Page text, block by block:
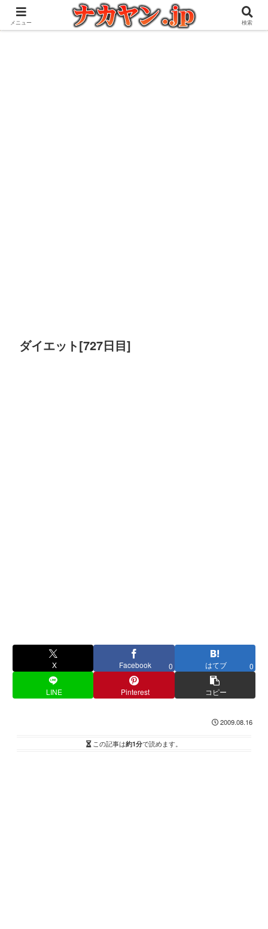
アウトドアとガジェット好きな管理人の愉快な日々を綴るブログ
ダイエット[727日目]
X Facebook 0 はてブ 0
LINE Pinterest コピー
2009.08.16
この記事は約1分で読めます。
メニュー 検索